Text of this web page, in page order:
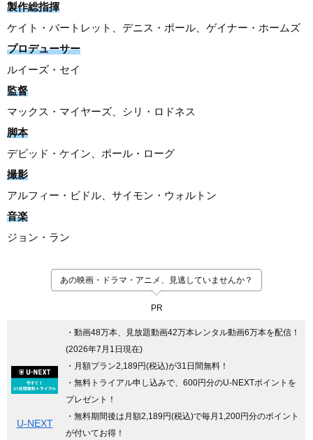
製作総指揮
ケイト・バートレット、デニス・ポール、ゲイナー・ホームズ
プロデューサー
ルイーズ・セイ
監督
マックス・マイヤーズ、シリ・ロドネス
脚本
デビッド・ケイン、ポール・ローグ
撮影
アルフィー・ビドル、サイモン・ウォルトン
音楽
ジョン・ラン
あの映画・ドラマ・アニメ、見逃していませんか？
PR
U-NEXT
・動画48万本、見放題動画42万本レンタル動画6万本を配信！
(2026年7月1日現在)
・月額プラン2,189円(税込)が31日間無料！
・無料トライアル申し込みで、600円分のU-NEXTポイントを
プレゼント！
・無料期間後は月額2,189円(税込)で毎月1,200円分のポイント
が付いてお得！